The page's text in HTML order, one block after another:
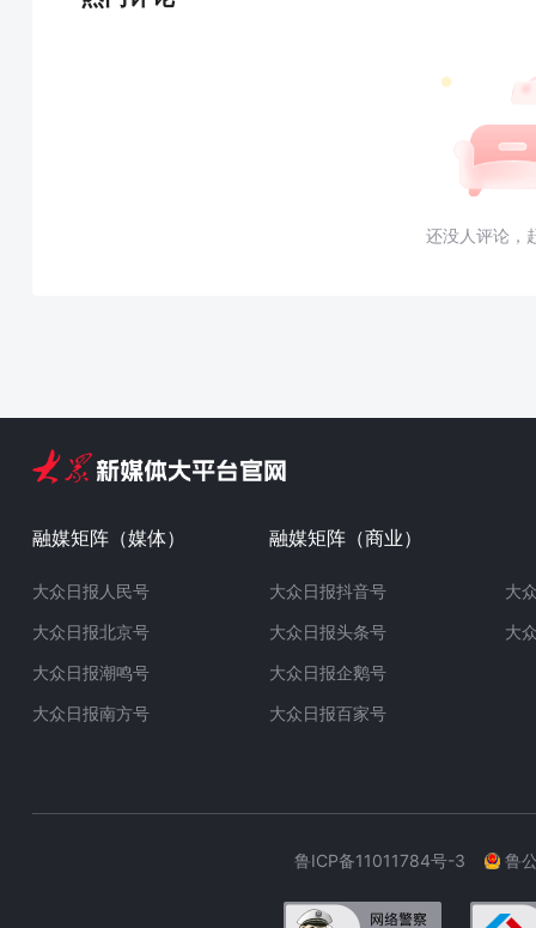
还没人评论，
融媒矩阵（媒体）
大众日报人民号
大众日报北京号
大众日报潮鸣号
大众日报南方号
融媒矩阵（商业）
大众日报抖音号
大众日报头条号
大众日报企鹅号
大众日报百家号
大
大
鲁ICP备11011784号-3 鲁